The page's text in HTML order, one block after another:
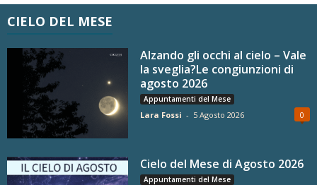
CIELO DEL MESE
Alzando gli occhi al cielo – Vale
la sveglia?Le congiunzioni di
agosto 2026
Appuntamenti del Mese
Lara Fossi - 5 Agosto 2026 0
Cielo del Mese di Agosto 2026
Appuntamenti del Mese